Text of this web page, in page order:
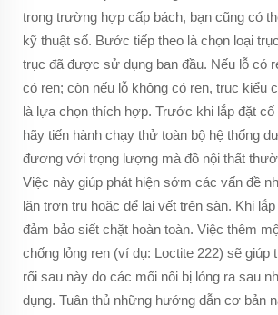
trong trường hợp cấp bách, bạn cũng có
kỹ thuật số. Bước tiếp theo là chọn loại
trục đã được sử dụng ban đầu. Nếu lỗ có
có ren; còn nếu lỗ không có ren, trục kiểu
là lựa chọn thích hợp. Trước khi lắp đặt cố
hãy tiến hành chạy thử toàn bộ hệ thống
đương với trọng lượng mà đồ nội thất
Việc này giúp phát hiện sớm các vấn đề
lăn trơn tru hoặc để lại vết trên sàn. Khi
đảm bảo siết chặt hoàn toàn. Việc thêm
chống lỏng ren (ví dụ: Loctite 222) sẽ giúp
rối sau này do các mối nối bị lỏng ra sau
dụng. Tuân thủ những hướng dẫn cơ bản